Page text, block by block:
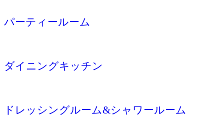
パーティールーム
ダイニングキッチン
ドレッシングルーム&シャワールーム